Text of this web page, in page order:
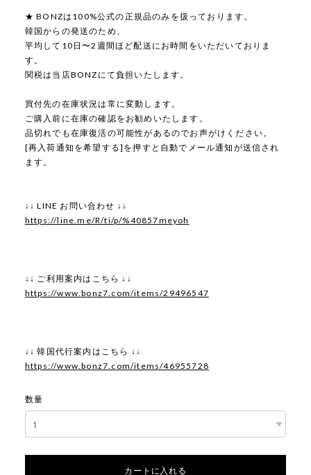
★ BONZは100%公式の正規品のみを扱っております。
韓国からの発送のため、
平均して10日〜2週間ほど配送にお時間をいただいておりま
す。
関税は当店BONZにて負担いたします。
買付先の在庫状況は常に変動します。
ご購入前に在庫の確認をお勧めいたします。
品切れでも在庫復活の可能性があるのでお声がけください。
[再入荷通知を希望する]を押すと自動でメール通知が送信され
ます。
↓↓ LINE お問い合わせ ↓↓
https://line.me/R/ti/p/%40857meyoh
↓↓ ご利用案内はこちら ↓↓
https://www.bonz7.com/items/29496547
↓↓ 韓国代行案内はこちら ↓↓
https://www.bonz7.com/items/46955728
数量
カートに入れる